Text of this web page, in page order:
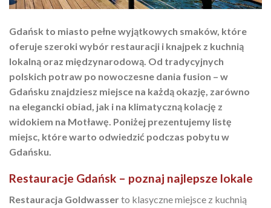
Gdańsk to miasto pełne wyjątkowych smaków, które
oferuje szeroki wybór restauracji i knajpek z kuchnią
lokalną oraz międzynarodową. Od tradycyjnych
polskich potraw po nowoczesne dania fusion – w
Gdańsku znajdziesz miejsce na każdą okazję, zarówno
na elegancki obiad, jak i na klimatyczną kolację z
widokiem na Motławę. Poniżej prezentujemy listę
miejsc, które warto odwiedzić podczas pobytu w
Gdańsku.
Restauracje Gdańsk – poznaj najlepsze lokale
Restauracja Goldwasserto klasyczne miejsce z kuchnią